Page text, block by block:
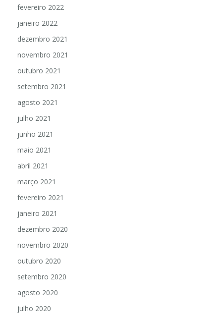
fevereiro 2022
janeiro 2022
dezembro 2021
novembro 2021
outubro 2021
setembro 2021
agosto 2021
julho 2021
junho 2021
maio 2021
abril 2021
março 2021
fevereiro 2021
janeiro 2021
dezembro 2020
novembro 2020
outubro 2020
setembro 2020
agosto 2020
julho 2020